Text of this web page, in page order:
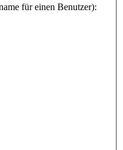
für einen Benutzer):